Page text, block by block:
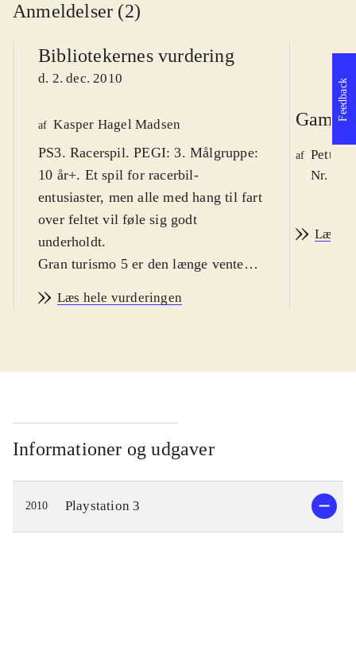
Anmeldelser (2)
Bibliotekernes vurdering
d. 2. dec. 2010
af Kasper Hagel Madsen
PS3. Racerspil. PEGI: 3. Målgruppe:
10 år+. Et spil for racerbil-
entusiaster, men alle med hang til fart
over feltet vil føle sig godt
underholdt.
Gran turismo 5 er den længe ventede
Du kan vælge realistisk GT mode,
samme vælger en bil og racer mod
player. Du kan vælge mellem 1031
virkelige bilmodeller fx Lamborghini
og Mercedes. For første gang i serien
kan man online race mod op til 15
modstandere. Bilfysikken, lyseffekter
og lyde virker så realistisk, at det
andre baner. I spillets hoveddel, GT
Læs hele vurderingen
Game
af Petter
Nr.
Læs
Informationer og udgaver
2010 Playstation 3
Feedback